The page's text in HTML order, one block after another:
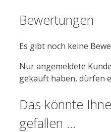
Bewertungen
Es gibt noch keine
Nur angemeldete
gekauft haben, dürfen
Das könnte
gefallen …